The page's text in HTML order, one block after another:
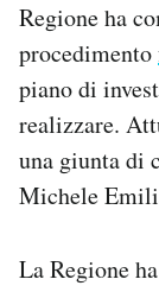
Regione ha
procedimento
piano di
realizzare.
una giunta di
Michele
La Regione